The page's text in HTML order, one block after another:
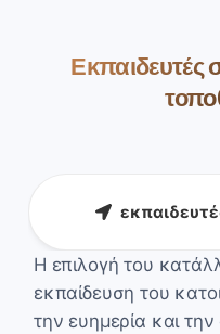
Εκπαιδευτές
Η επιλογή του
εκπαίδευση του
την ευημερία και